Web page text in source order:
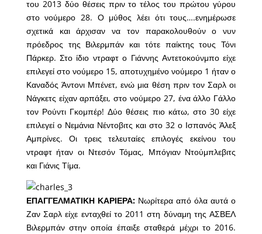
του 2013 δύο θέσεις πριν το τέλος του πρώτου γύρου
στο νούμερο 28. Ο μύθος λέει ότι τους….ενημέρωσε
σχετικά και άρχισαν να τον παρακολουθούν ο νυν
πρόεδρος της Βιλερμπάν και τότε παίκτης τους Τόνι
Πάρκερ. Στο ίδιο ντραφτ ο Γιάννης Αντετοκούνμπο είχε
επιλεγεί στο νούμερο 15, αποτυχημένο νούμερο 1 ήταν ο
Καναδός Άντονι Μπένετ, ενώ μια θέση πριν τον Σαρλ οι
Νάγκετς είχαν αρπάξει, στο νούμερο 27, ένα άλλο Γάλλο
τον Ρούντι Γκομπέρ! Δύο θέσεις πιο κάτω, στο 30 είχε
επιλεγεί ο Νεμάνια Νέντοβιτς και στο 32 ο Ισπανός Άλεξ
Αμπρίνες. Οι τρεις τελευταίες επιλογές εκείνου του
ντραφτ ήταν οι Ντεσόν Τόμας, Μπόγιαν Ντούμπλεβιτς
και Γιάνις Τίμα.
ΕΠΑΓΓΕΛΜΑΤΙΚΗ ΚΑΡΙΕΡΑ: Νωρίτερα από όλα αυτά ο
Ζαν Σαρλ είχε ενταχθεί το 2011 στη δύναμη της ΑΣΒΕΛ
Βιλερμπάν στην οποία έπαιξε σταθερά μέχρι το 2016.